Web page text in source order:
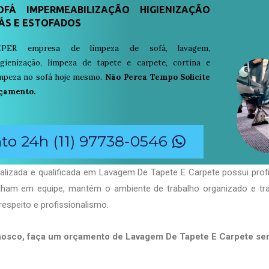
IMPERMEABILIZAÇÃO HIGIENIZAÇÃO
E ESTOFADOS
empresa de limpeza de sofá, lavagem,
limpeza de tapete e carpete, cortina e
no sofá hoje mesmo. Não Perca Tempo Solicite
24h (11) 97738-0546
e qualificada em Lavagem De Tapete E Carpete possui
em equipe, mantém o ambiente de trabalho organizado e
e profissionalismo.
faça um orçamento de Lavagem De Tapete E Carpete